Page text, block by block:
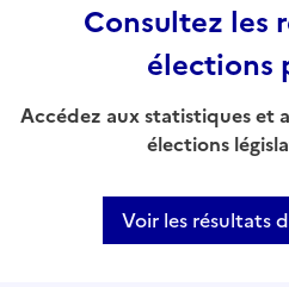
Consultez les
élections
Accédez aux statistiques et
élections
Voir les résultats